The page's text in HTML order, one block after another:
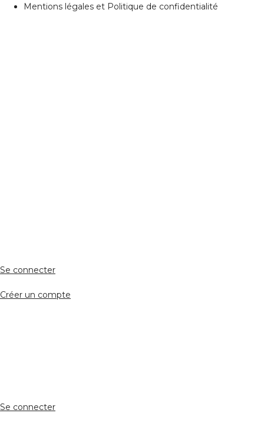
Mentions légales et Politique de confidentialité
Se connecter
Créer un compte
Se connecter